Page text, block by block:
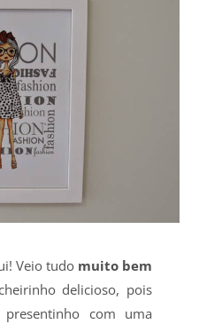
Veio tudo muito bem
delicioso, pois
com uma